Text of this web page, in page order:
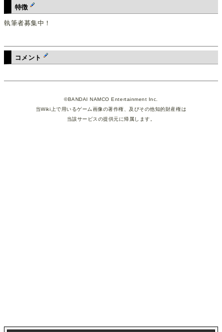
特徴
執筆者募集中！
コメント
©BANDAI NAMCO Entertainment Inc.
当Wiki上で用いるゲーム画像の著作権、及びその他知的財産権は
当該サービスの提供元に帰属します。